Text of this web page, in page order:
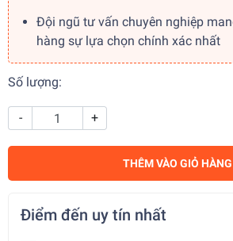
Đội ngũ tư vấn chuyên nghiệp
hàng sự lựa chọn chính xác nhất
Số lượng:
- +
THÊM VÀO GIỎ HÀNG
Điểm đến uy tín nhất